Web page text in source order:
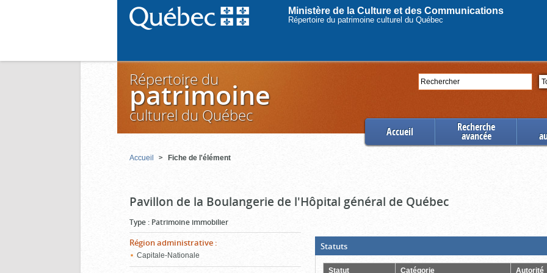
Ministère de la Culture et des Communications
Répertoire du patrimoine culturel du Québec
Rechercher
Répertoire du
patrimoine
culturel du Québec
Accueil Recherche
avancée
Accueil Fiche de l'élément
Pavillon de la Boulangerie de l'Hôpital général de Québec
Type : Patrimoine immobilier
Région administrative :
Capitale-Nationale
Statuts(Boite
ouverte,
cliquer
Statut Catégorie Autorité